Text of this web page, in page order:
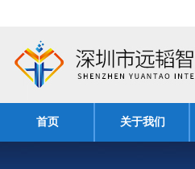
首页 关于我们